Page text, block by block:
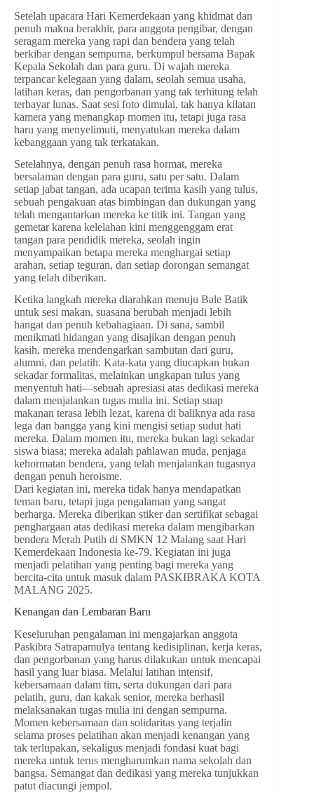
Setelah upacara Hari Kemerdekaan yang khidmat dan
penuh makna berakhir, para anggota pengibar, dengan
seragam mereka yang rapi dan bendera yang telah
berkibar dengan sempurna, berkumpul bersama Bapak
Kepala Sekolah dan para guru. Di wajah mereka
terpancar kelegaan yang dalam, seolah semua usaha,
latihan keras, dan pengorbanan yang tak terhitung telah
terbayar lunas. Saat sesi foto dimulai, tak hanya kilatan
kamera yang menangkap momen itu, tetapi juga rasa
haru yang menyelimuti, menyatukan mereka dalam
kebanggaan yang tak terkatakan.
Setelahnya, dengan penuh rasa hormat, mereka
bersalaman dengan para guru, satu per satu. Dalam
setiap jabat tangan, ada ucapan terima kasih yang tulus,
sebuah pengakuan atas bimbingan dan dukungan yang
telah mengantarkan mereka ke titik ini. Tangan yang
gemetar karena kelelahan kini menggenggam erat
tangan para pendidik mereka, seolah ingin
menyampaikan betapa mereka menghargai setiap
arahan, setiap teguran, dan setiap dorongan semangat
yang telah diberikan.
Ketika langkah mereka diarahkan menuju Bale Batik
untuk sesi makan, suasana berubah menjadi lebih
hangat dan penuh kebahagiaan. Di sana, sambil
menikmati hidangan yang disajikan dengan penuh
kasih, mereka mendengarkan sambutan dari guru,
alumni, dan pelatih. Kata-kata yang diucapkan bukan
sekadar formalitas, melainkan ungkapan tulus yang
menyentuh hati—sebuah apresiasi atas dedikasi mereka
dalam menjalankan tugas mulia ini. Setiap suap
makanan terasa lebih lezat, karena di baliknya ada rasa
lega dan bangga yang kini mengisi setiap sudut hati
mereka. Dalam momen itu, mereka bukan lagi sekadar
siswa biasa; mereka adalah pahlawan muda, penjaga
kehormatan bendera, yang telah menjalankan tugasnya
dengan penuh heroisme.
Dari kegiatan ini, mereka tidak hanya mendapatkan
teman baru, tetapi juga pengalaman yang sangat
berharga. Mereka diberikan stiker dan sertifikat sebagai
penghargaan atas dedikasi mereka dalam mengibarkan
bendera Merah Putih di SMKN 12 Malang saat Hari
Kemerdekaan Indonesia ke-79. Kegiatan ini juga
menjadi pelatihan yang penting bagi mereka yang
bercita-cita untuk masuk dalam PASKIBRAKA KOTA
MALANG 2025.
Kenangan dan Lembaran Baru
Keseluruhan pengalaman ini mengajarkan anggota
Paskibra Satrapamulya tentang kedisiplinan, kerja keras,
dan pengorbanan yang harus dilakukan untuk mencapai
hasil yang luar biasa. Melalui latihan intensif,
kebersamaan dalam tim, serta dukungan dari para
pelatih, guru, dan kakak senior, mereka berhasil
melaksanakan tugas mulia ini dengan sempurna.
Momen kebersamaan dan solidaritas yang terjalin
selama proses pelatihan akan menjadi kenangan yang
tak terlupakan, sekaligus menjadi fondasi kuat bagi
mereka untuk terus mengharumkan nama sekolah dan
bangsa. Semangat dan dedikasi yang mereka tunjukkan
patut diacungi jempol.